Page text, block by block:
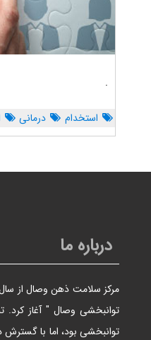
.
استخدام درمانی
درباره ما
توانبخشی وصال " آغاز کرد.
توانبخشی بود، اما با